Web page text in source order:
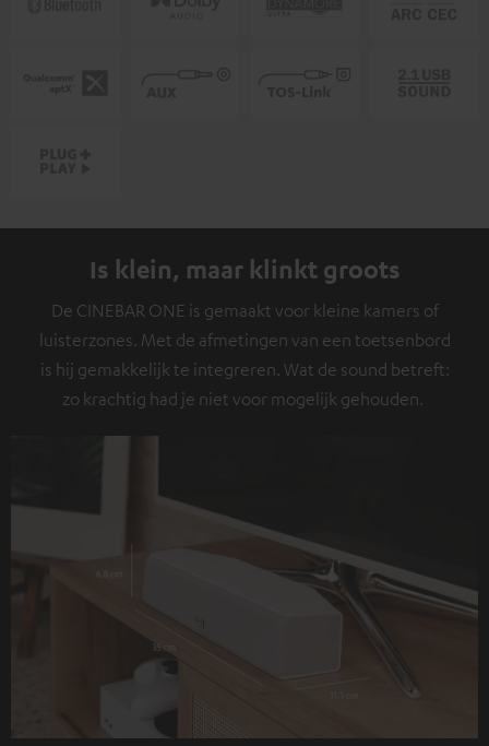
Is klein, maar klinkt groots
De CINEBAR ONE is gemaakt voor kleine kamers of
luisterzones. Met de afmetingen van een toetsenbord
is hij gemakkelijk te integreren. Wat de sound betreft:
zo krachtig had je niet voor mogelijk gehouden.